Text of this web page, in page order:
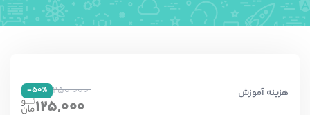
هزینه آموزش 250,000
-50%
125,000